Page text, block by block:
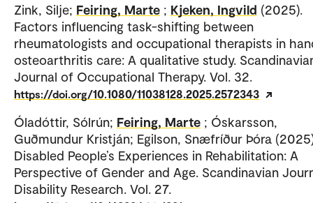
Zink, Silje; Feiring, Marte ; Kjeken, Ingvild (2025).
Factors influencing task-shifting between
rheumatologists and occupational therapists in
osteoarthritis care: A qualitative study.
Journal of Occupational Therapy. Vol. 32.
https://doi.org/10.1080/11038128.2025.2572343
Óladóttir, Sólrún; Feiring, Marte ; Óskarsson,
Guðmundur Kristján; Egilson, Snæfríður Þóra
Disabled People’s Experiences in Rehabilitation: A
Perspective of Gender and Age. Scandinavian
Disability Research. Vol. 27.